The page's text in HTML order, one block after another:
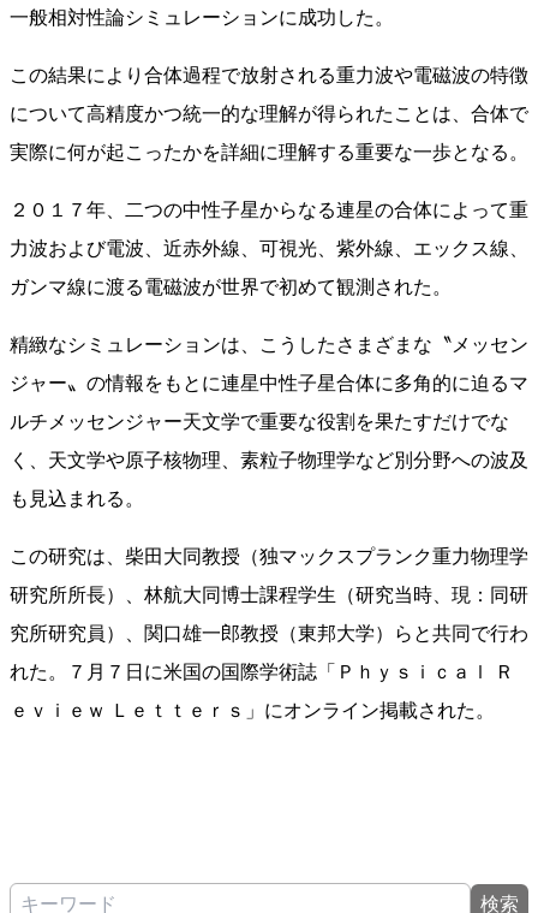
一般相対性論シミュレーションに成功した。
この結果により合体過程で放射される重力波や電磁波の特徴
について高精度かつ統一的な理解が得られたことは、合体で
実際に何が起こったかを詳細に理解する重要な一歩となる。
２０１７年、二つの中性子星からなる連星の合体によって重
力波および電波、近赤外線、可視光、紫外線、エックス線、
ガンマ線に渡る電磁波が世界で初めて観測された。
精緻なシミュレーションは、こうしたさまざまな〝メッセン
ジャー〟の情報をもとに連星中性子星合体に多角的に迫るマ
ルチメッセンジャー天文学で重要な役割を果たすだけでな
く、天文学や原子核物理、素粒子物理学など別分野への波及
も見込まれる。
この研究は、柴田大同教授（独マックスプランク重力物理学
研究所所長）、林航大同博士課程学生（研究当時、現：同研
究所研究員）、関口雄一郎教授（東邦大学）らと共同で行わ
れた。７月７日に米国の国際学術誌「Ｐｈｙｓｉｃａｌ Ｒ
ｅｖｉｅｗ Ｌｅｔｔｅｒｓ」にオンライン掲載された。
検索